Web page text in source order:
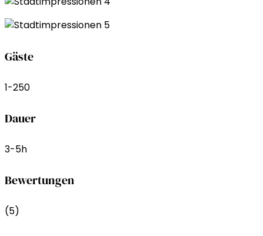
Gäste
1-250
Dauer
3-5h
Bewertungen
(5)